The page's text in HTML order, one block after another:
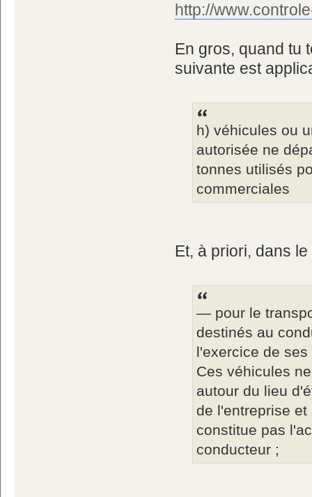
http://
En gros, quand tu
suivante est
h) véhicules ou
autorisée ne
tonnes utilisés
commerciales
Et, à priori, dans
— pour le
destinés au
l'exercice de
Ces véhicules
autour du lieu
de l'entreprise
constitue pas
conducteur ;